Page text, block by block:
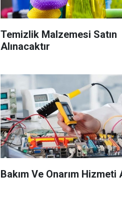
Temizlik Malzemesi Satın
Alınacaktır
Bakım Ve Onarım Hizmeti